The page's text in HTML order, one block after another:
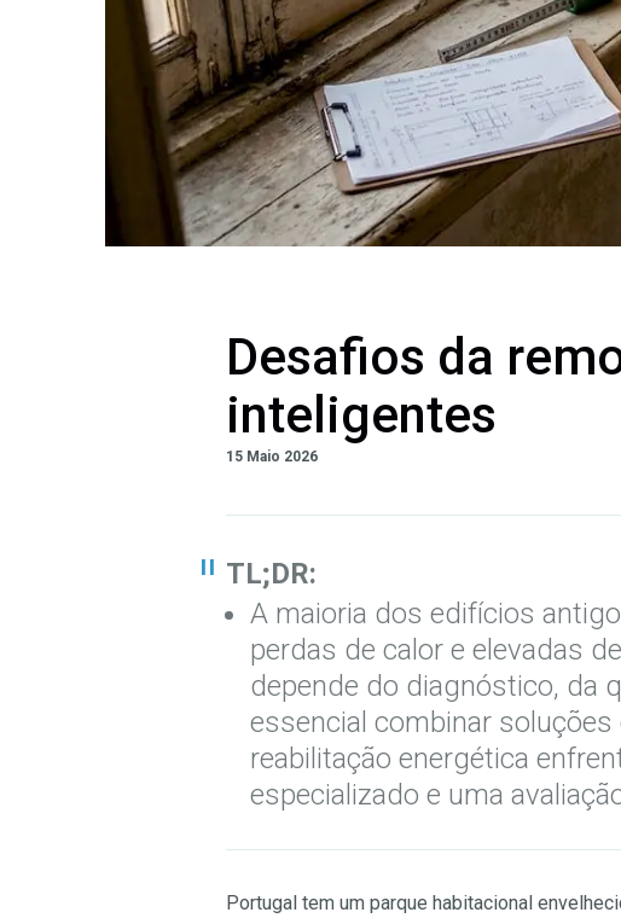
Desafios da
inteligentes
15 Maio 2026
TL;DR:
A maioria dos edifícios
perdas de calor e elevadas
depende do diagnóstico, da
essencial combinar
reabilitação energética
especializado e uma
Portugal tem um parque habitacional